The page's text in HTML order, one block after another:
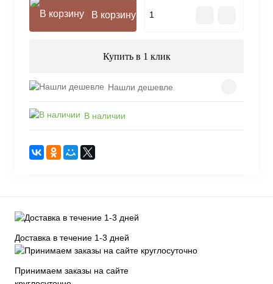
В корзину
Купить в 1 клик
Нашли дешевле
В наличии
Доставка в течение 1-3 дней
Принимаем заказы на сайте